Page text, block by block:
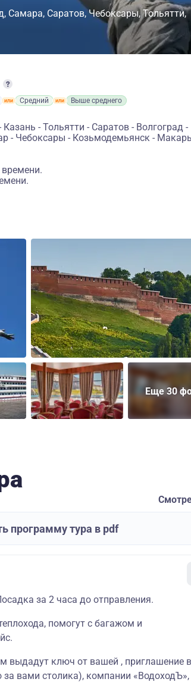
Самара Саратов Чебоксары Тольятти
Средний Выше среднего
- Тольятти - Саратов - Волгоград -
- Чебоксары - Козьмодемьянск -
Еще 30
программу тура в pdf
за 2 часа до отправления.
помогут с багажом и
выдадут ключ от вашей , приглашение в
за вами столика), компании «ВодоходЪ»,